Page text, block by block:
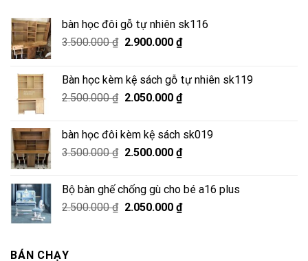
bàn học đôi gỗ tự nhiên sk116
3.500.000₫ Giá
3.500.000 ₫.
2.900.000 ₫Giá
là:
2.900.000 ₫.
Bàn học kèm kệ sách gỗ tự nhiên sk119
2.500.000₫ Giá
2.500.000 ₫.
2.050.000 ₫Giá
là:
2.050.000 ₫.
bàn học đôi kèm kệ sách sk019
3.500.000₫ Giá
3.500.000 ₫.
2.500.000 ₫Giá
là:
2.500.000 ₫.
Bộ bàn ghế chống gù cho bé a16 plus
2.500.000₫ Giá
2.050.000 ₫Giá
BÁN CHẠY